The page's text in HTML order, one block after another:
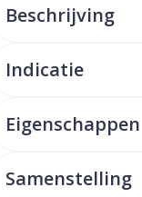
Beschrijving
Indicatie
Eigenschappen
Samenstelling